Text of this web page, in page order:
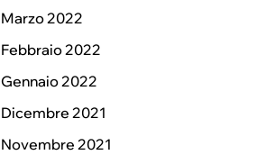
Marzo 2022
Febbraio 2022
Gennaio 2022
Dicembre 2021
Novembre 2021